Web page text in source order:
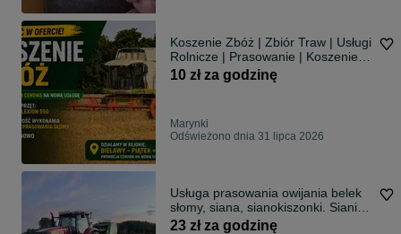
Koszenie Zbóż | Zbiór Traw | Usługi
Rolnicze | Prasowanie | Koszenie
kukurydzy | omłot
10 zł za godzinę
Marynki
Odświeżono dnia 31 lipca 2026
Usługa prasowania owijania belek
słomy, siana, sianokiszonki. Sianie
zbóż, traw. Transport. Rozrzucanie
23 zł za godzinę